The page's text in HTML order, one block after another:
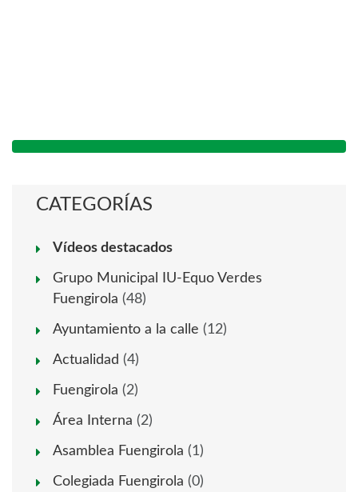
CATEGORÍAS
Vídeos destacados
Grupo Municipal IU-Equo Verdes
Fuengirola (48)
Ayuntamiento a la calle (12)
Actualidad (4)
Fuengirola (2)
Área Interna (2)
Asamblea Fuengirola (1)
Colegiada Fuengirola (0)